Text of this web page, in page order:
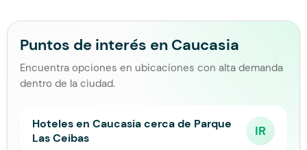
Puntos de interés en Caucasia
Encuentra opciones en ubicaciones con alta demanda
dentro de la ciudad.
Hoteles en Caucasia cerca de Parque
Las Ceibas
IR